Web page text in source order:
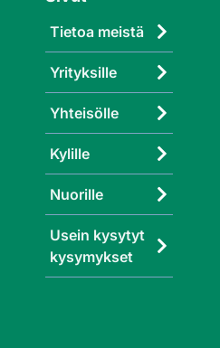
Tietoa meistä
Yrityksille
Yhteisölle
Kylille
Nuorille
Usein kysytyt
kysymykset